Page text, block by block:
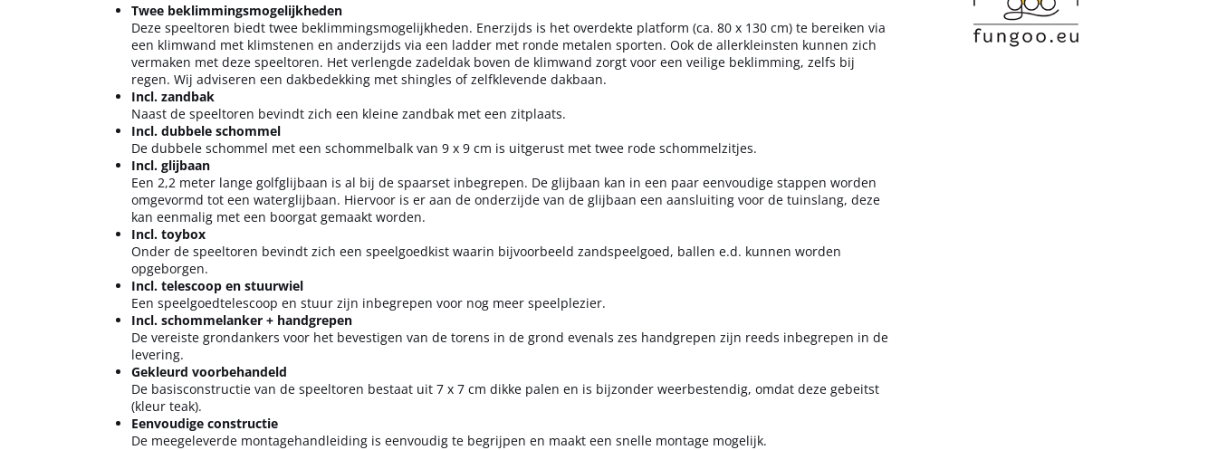
Twee beklimmingsmogelijkheden
Deze speeltoren biedt twee beklimmingsmogelijkheden. Enerzijds is het overdekte platform (ca. 80 x 130 cm) te bereiken via
een klimwand met klimstenen en anderzijds via een ladder met ronde metalen sporten. Ook de allerkleinsten kunnen zich
vermaken met deze speeltoren. Het verlengde zadeldak boven de klimwand zorgt voor een veilige beklimming, zelfs bij
regen. Wij adviseren een dakbedekking met shingles of zelfklevende dakbaan.
Incl. zandbak
Naast de speeltoren bevindt zich een kleine zandbak met een zitplaats.
Incl. dubbele schommel
De dubbele schommel met een schommelbalk van 9 x 9 cm is uitgerust met twee rode schommelzitjes.
Incl. glijbaan
Een 2,2 meter lange golfglijbaan is al bij de spaarset inbegrepen. De glijbaan kan in een paar eenvoudige stappen worden
omgevormd tot een waterglijbaan. Hiervoor is er aan de onderzijde van de glijbaan een aansluiting voor de tuinslang, deze
kan eenmalig met een boorgat gemaakt worden.
Incl. toybox
Onder de speeltoren bevindt zich een speelgoedkist waarin bijvoorbeeld zandspeelgoed, ballen e.d. kunnen worden
opgeborgen.
Incl. telescoop en stuurwiel
Een speelgoedtelescoop en stuur zijn inbegrepen voor nog meer speelplezier.
Incl. schommelanker + handgrepen
De vereiste grondankers voor het bevestigen van de torens in de grond evenals zes handgrepen zijn reeds inbegrepen in de
levering.
Gekleurd voorbehandeld
De basisconstructie van de speeltoren bestaat uit 7 x 7 cm dikke palen en is bijzonder weerbestendig, omdat deze gebeitst
(kleur teak).
Eenvoudige constructie
De meegeleverde montagehandleiding is eenvoudig te begrijpen en maakt een snelle montage mogelijk.